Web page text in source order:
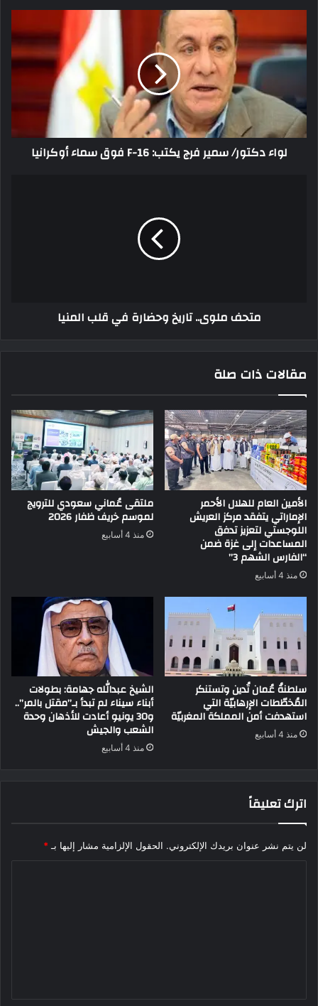
لواء دكتور/ سمير فرج يكتب: F-16 فوق سماء أوكرانيا
متحف ملوى.. تاريخ وحضارة في قلب المنيا
مقالات ذات صلة
الأمين العام للهلال الأحمر
الإماراتي يتفقد مركز العريش
اللوجستي لتعزيز تدفق
المساعدات إلى غزة ضمن
“الفارس الشهم 3”
منذ 4 أسابيع
ملتقى عُماني سعودي للترويج
لموسم خريف ظفار 2026
منذ 4 أسابيع
سلطنةُ عُمان تُدين وتستنكر
المُخطّطات الإرهابيّة التي
استهدفت أمن المملكة المغربيّة
منذ 4 أسابيع
الشيخ عبدالله جهامة: بطولات
أبناء سيناء لم تبدأ بـ”مقتل بالمر”..
و30 يونيو أعادت للأذهان وحدة
الشعب والجيش
منذ 4 أسابيع
اترك تعليقاً
لن يتم نشر عنوان بريدك الإلكتروني. الحقول الإلزامية مشار إليها بـ *